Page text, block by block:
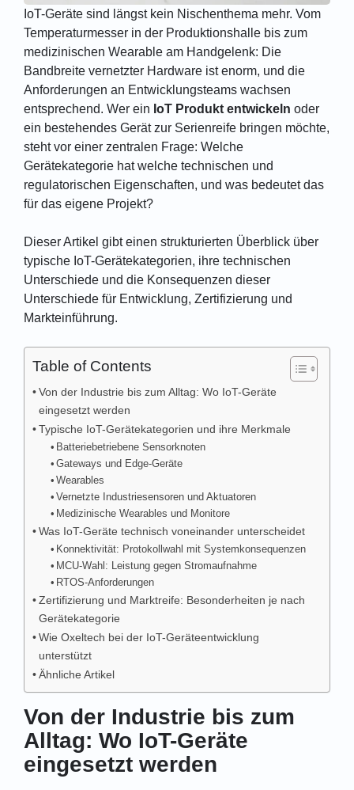
IoT-Geräte sind längst kein Nischenthema mehr. Vom
Temperaturmesser in der Produktionshalle bis zum
medizinischen Wearable am Handgelenk: Die
Bandbreite vernetzter Hardware ist enorm, und die
Anforderungen an Entwicklungsteams wachsen
entsprechend. Wer ein IoT Produkt entwickeln oder
ein bestehendes Gerät zur Serienreife bringen möchte,
steht vor einer zentralen Frage: Welche
Gerätekategorie hat welche technischen und
regulatorischen Eigenschaften, und was bedeutet das
für das eigene Projekt?
Dieser Artikel gibt einen strukturierten Überblick über
typische IoT-Gerätekategorien, ihre technischen
Unterschiede und die Konsequenzen dieser
Unterschiede für Entwicklung, Zertifizierung und
Markteinführung.
Table of Contents
Von der Industrie bis zum Alltag: Wo IoT-Geräte
eingesetzt werden
Typische IoT-Gerätekategorien und ihre Merkmale
Batteriebetriebene Sensorknoten
Gateways und Edge-Geräte
Wearables
Vernetzte Industriesensoren und Aktuatoren
Medizinische Wearables und Monitore
Was IoT-Geräte technisch voneinander unterscheidet
Konnektivität: Protokollwahl mit Systemkonsequenzen
MCU-Wahl: Leistung gegen Stromaufnahme
RTOS-Anforderungen
Zertifizierung und Marktreife: Besonderheiten je nach
Gerätekategorie
Wie Oxeltech bei der IoT-Geräteentwicklung
unterstützt
Ähnliche Artikel
Von der Industrie bis zum
Alltag: Wo IoT-Geräte
eingesetzt werden